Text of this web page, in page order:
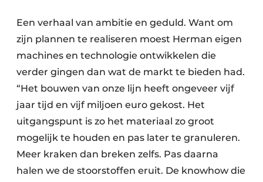
Een verhaal van ambitie en geduld. Want om
zijn plannen te realiseren moest Herman eigen
machines en technologie ontwikkelen die
verder gingen dan wat de markt te bieden had.
“Het bouwen van onze lijn heeft ongeveer vijf
jaar tijd en vijf miljoen euro gekost. Het
uitgangspunt is zo het materiaal zo groot
mogelijk te houden en pas later te granuleren.
Meer kraken dan breken zelfs. Pas daarna
halen we de stoorstoffen eruit. De knowhow die